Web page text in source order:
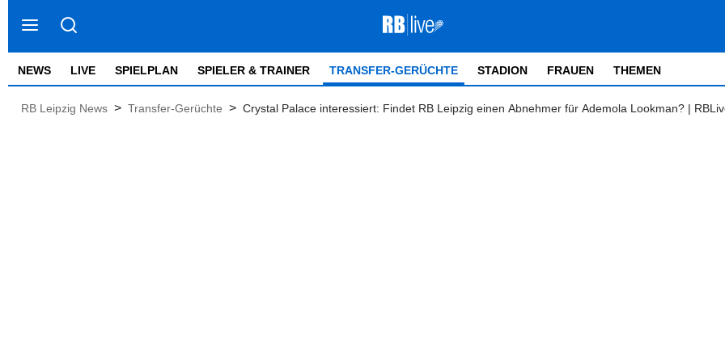
NEWS LIVE SPIELPLAN SPIELER & TRAINER TRANSFER-GERÜCHTE STADION FRAUEN THEMEN
RB Leipzig News > Transfer-Gerüchte > Crystal Palace interessiert: Findet RB Leipzig einen Abnehmer für Ademola Lookman? |